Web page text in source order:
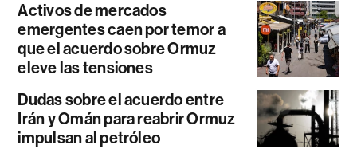
Activos de mercados
emergentes caen por temor a
que el acuerdo sobre Ormuz
eleve las tensiones
Dudas sobre el acuerdo entre
Irán y Omán para reabrir Ormuz
impulsan al petróleo